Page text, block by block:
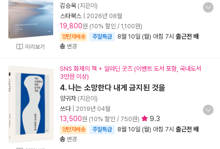
미리보기
김승옥 (지은이)
스타북스
2026년 08월
19,800원 (10% 할인 / 1,100원)
양탄자배송 주말특급 8월 10일 (월) 아침 7시 출근전 배
송 변경
SNS 화제의 책 + 알라딘 굿즈 (이벤트 도서 포함, 국내도서
3만원 이상)
4. 나는 소망한다 내게 금지된 것을
양귀자 (지은이)
쓰다| 2019년 04월
13,500원 (10% 할인 / 750원) 9.3
양탄자배송 주말특급 8월 10일 (월) 아침 7시 출근전 배
송 변경